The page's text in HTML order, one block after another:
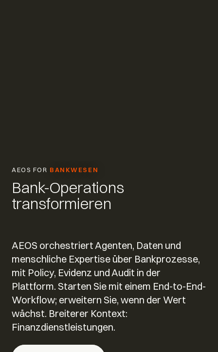
AEOS FOR BANKWESEN
Bank-Operations
transformieren
AEOS orchestriert Agenten, Daten und
menschliche Expertise über Bankprozesse,
mit Policy, Evidenz und Audit in der
Plattform. Starten Sie mit einem End-to-End-
Workflow; erweitern Sie, wenn der Wert
wächst. Breiterer Kontext:
Finanzdienstleistungen.